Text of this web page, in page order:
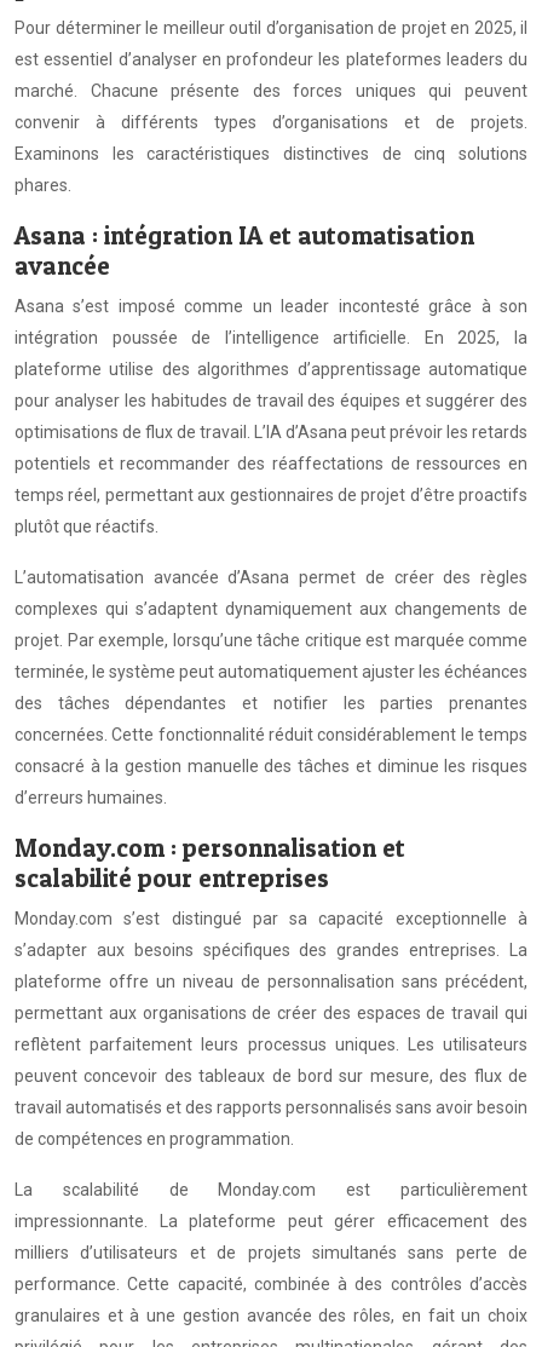
Pour déterminer le meilleur outil d’organisation de projet en 2025, il
est essentiel d’analyser en profondeur les plateformes leaders du
marché. Chacune présente des forces uniques qui peuvent
convenir à différents types d’organisations et de projets.
Examinons les caractéristiques distinctives de cinq solutions
phares.
Asana : intégration IA et automatisation
avancée
Asana s’est imposé comme un leader incontesté grâce à son
intégration poussée de l’intelligence artificielle. En 2025, la
plateforme utilise des algorithmes d’apprentissage automatique
pour analyser les habitudes de travail des équipes et suggérer des
optimisations de flux de travail. L’IA d’Asana peut prévoir les retards
potentiels et recommander des réaffectations de ressources en
temps réel, permettant aux gestionnaires de projet d’être proactifs
plutôt que réactifs.
L’automatisation avancée d’Asana permet de créer des règles
complexes qui s’adaptent dynamiquement aux changements de
projet. Par exemple, lorsqu’une tâche critique est marquée comme
terminée, le système peut automatiquement ajuster les échéances
des tâches dépendantes et notifier les parties prenantes
concernées. Cette fonctionnalité réduit considérablement le temps
consacré à la gestion manuelle des tâches et diminue les risques
d’erreurs humaines.
Monday.com : personnalisation et
scalabilité pour entreprises
Monday.com s’est distingué par sa capacité exceptionnelle à
s’adapter aux besoins spécifiques des grandes entreprises. La
plateforme offre un niveau de personnalisation sans précédent,
permettant aux organisations de créer des espaces de travail qui
reflètent parfaitement leurs processus uniques. Les utilisateurs
peuvent concevoir des tableaux de bord sur mesure, des flux de
travail automatisés et des rapports personnalisés sans avoir besoin
de compétences en programmation.
La scalabilité de Monday.com est particulièrement
impressionnante. La plateforme peut gérer efficacement des
milliers d’utilisateurs et de projets simultanés sans perte de
performance. Cette capacité, combinée à des contrôles d’accès
granulaires et à une gestion avancée des rôles, en fait un choix